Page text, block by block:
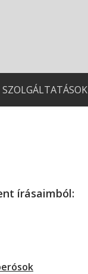
SZOLGÁLTATÁSOK
írásaimból: